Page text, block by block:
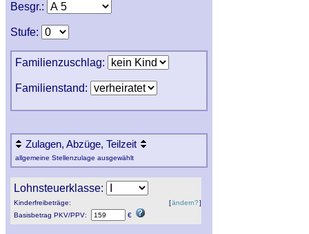
Besgr.:
Stufe:
Familienzuschlag:
Familienstand:
Zulagen, Abzüge, Teilzeit
allgemeine Stellenzulage ausgewählt
Lohnsteuerklasse:
Kinderfreibeträge:
Basisbetrag PKV/PPV: €
[ändern?]